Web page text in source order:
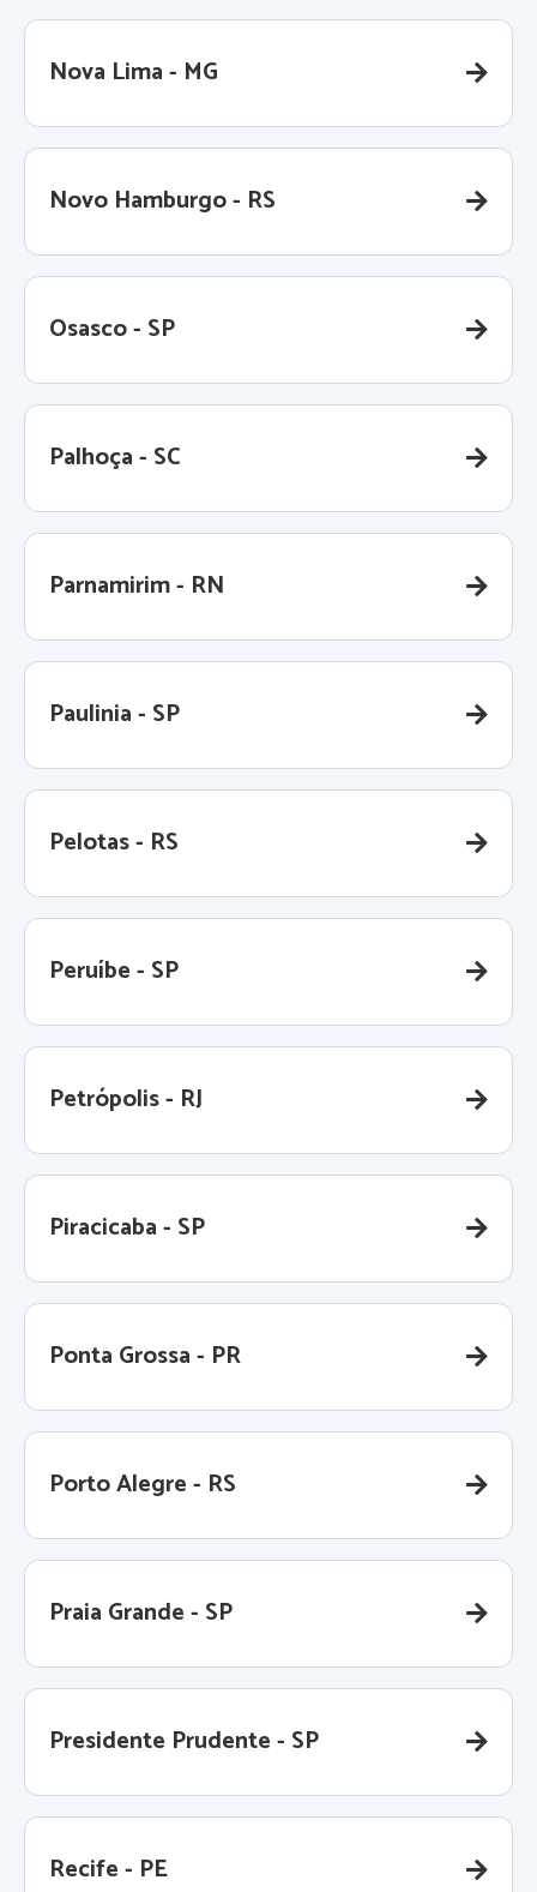
Nova Lima - MG
Novo Hamburgo - RS
Osasco - SP
Palhoça - SC
Parnamirim - RN
Paulinia - SP
Pelotas - RS
Peruíbe - SP
Petrópolis - RJ
Piracicaba - SP
Ponta Grossa - PR
Porto Alegre - RS
Praia Grande - SP
Presidente Prudente - SP
Recife - PE